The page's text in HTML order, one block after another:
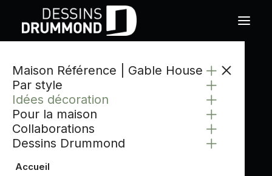
Maison Référence | Gable House
Par style
Idées décoration
Pour la maison
Collaborations
Dessins Drummond
Accueil